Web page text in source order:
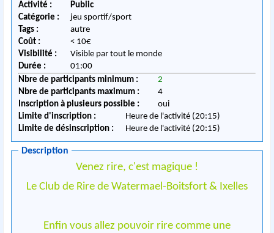
Activité :
Public
Catégorie :
jeu sportif/sport
Tags :
autre
Coût :
< 10€
Visibilité :
Visible par tout le monde
Durée :
01:00
Nbre de participants minimum :
2
Nbre de participants maximum :
4
Inscription à plusieurs possible :
oui
Limite d'inscription :
Heure de l'activité (20:15)
Limite de désinscription :
Heure de l'activité (20:15)
Description
Venez rire, c'est magique !
Le Club de Rire de Watermael-Boitsfort & Ixelles
Enfin vous allez pouvoir rire comme une